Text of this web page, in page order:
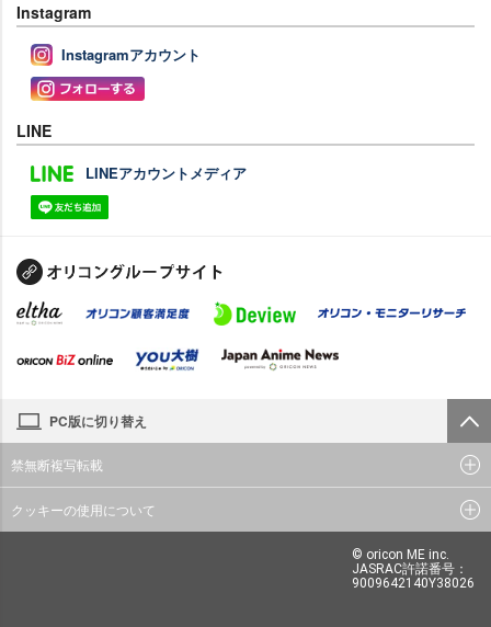
Instagram
Instagramアカウント
LINE
LINEアカウントメディア
PC版に切り替え
禁無断複写転載
クッキーの使用について
© oricon ME inc.
JASRAC許諾番号：
9009642140Y38026